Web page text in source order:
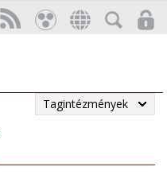
Tagintézmények